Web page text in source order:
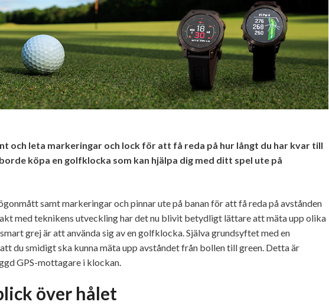
och leta markeringar och lock för att få reda på hur långt du har kvar till
köpa en golfklocka som kan hjälpa dig med ditt spel ute på
samt markeringar och pinnar ute på banan för att få reda på avstånden
med teknikens utveckling har det nu blivit betydligt lättare att mäta upp olika
grej är att använda sig av en golfklocka. Själva grundsyftet med en
du smidigt ska kunna mäta upp avståndet från bollen till green. Detta är
GPS-mottagare i klockan.
över hålet